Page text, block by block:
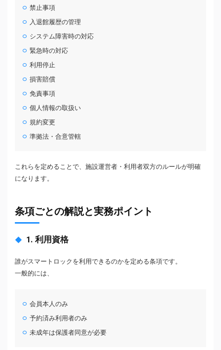
禁止事項
入退館履歴の管理
システム障害時の対応
緊急時の対応
利用停止
損害賠償
免責事項
個人情報の取扱い
規約変更
準拠法・合意管轄
これらを定めることで、施設運営者・利用者双方のルールが明確
になります。
条項ごとの解説と実務ポイント
1. 利用資格
誰がスマートロックを利用できるのかを定める条項です。
一般的には、
会員本人のみ
予約済み利用者のみ
未成年は保護者同意が必要